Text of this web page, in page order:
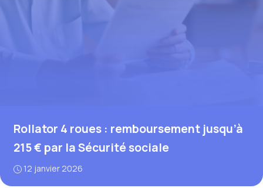
Rollator 4 roues : remboursement jusqu’à
215 € par la Sécurité sociale
12 janvier 2026